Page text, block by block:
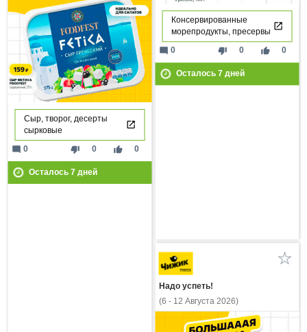
Консервированные
морепродукты, пресервы
thumb_down 0 thumb_up 0
mode_comment 0
Осталось 7дней
Сыр, творог, десерты
сырковые
thumb_down 0 thumb_up 0
mode_comment 0
Осталось 7дней
Надо успеть!
(6 - 12 Августа 2026)